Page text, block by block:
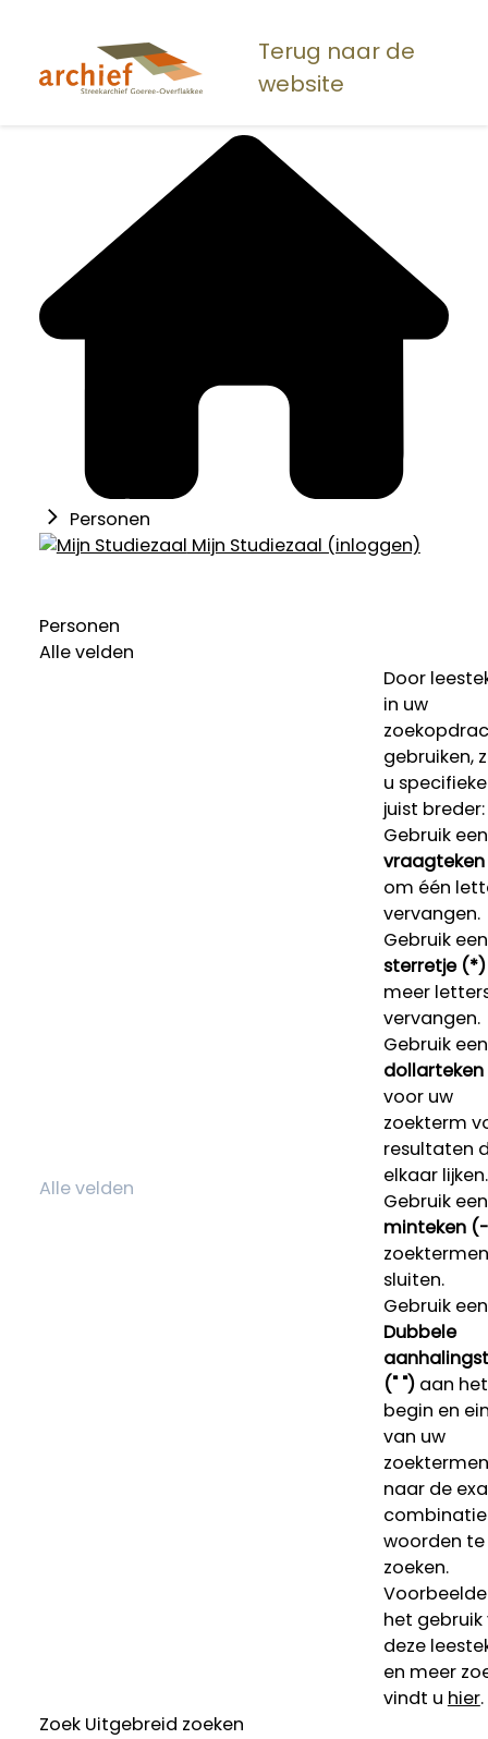
naar
Terug naar de
website
Personen
Mijn Studiezaal (inloggen)
Personen
Alle velden
Door
in uw
gebruiken,
u
juist breder:
Gebruik een
om één
vervangen.
Gebruik een
sterretje (*)
meer
vervangen.
Gebruik een
voor uw
zoekterm
resultaten
elkaar lijken.
Gebruik een
minteken
sluiten.
Gebruik een
Dubbele
(" ")aan het
begin en
van uw
naar de
woorden te
zoeken.
het gebruik
deze
en meer
vindt u hier.
Zoek Uitgebreid zoeken